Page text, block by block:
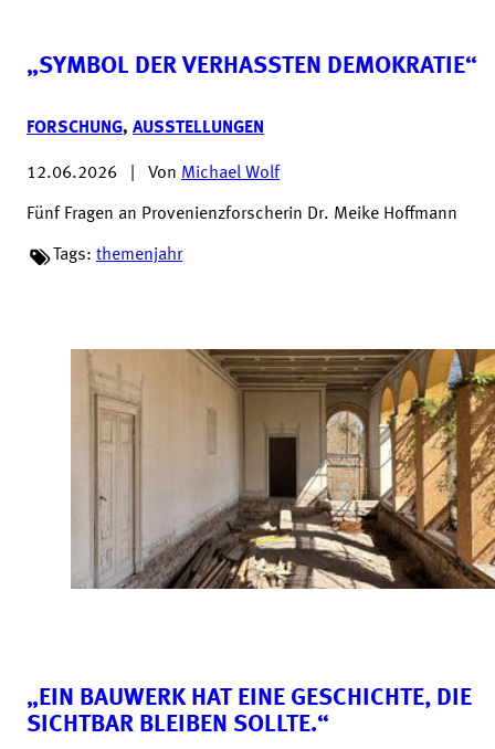
„SYMBOL DER VERHASSTEN DEMOKRATIE“
FORSCHUNG, AUSSTELLUNGEN
12.06.2026 Von Michael Wolf
Fünf Fragen an Provenienzforscherin Dr. Meike Hoffmann
Tags: themenjahr
„EIN BAUWERK HAT EINE GESCHICHTE, DIE
SICHTBAR BLEIBEN SOLLTE.“